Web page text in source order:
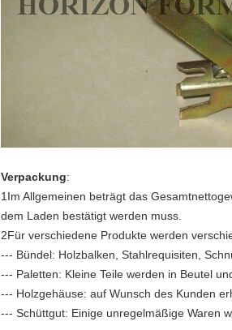
Verpackung:
1Im Allgemeinen beträgt das
dem Laden bestätigt werden muss.
2Für verschiedene Produkte werden
--- Bündel: Holzbalken, Stahlrequisiten,
--- Paletten: Kleine Teile werden in Beutel
--- Holzgehäuse: auf Wunsch des Kunden
--- Schüttgut: Einige unregelmäßige Waren